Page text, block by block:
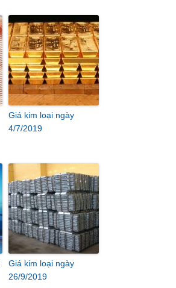
Giá kim loại ngày
4/7/2019
Giá kim loại ngày
26/9/2019